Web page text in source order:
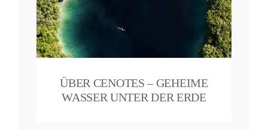
ÜBER CENOTES – GEHEIME
WASSER UNTER DER ERDE